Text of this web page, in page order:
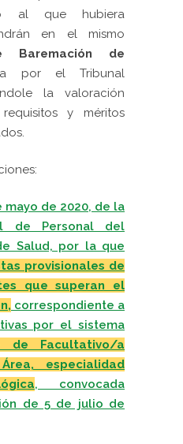
al que hubiera
en el mismo
de
por el Tribunal
la valoración
y méritos
mayo de 2020, de la
de Personal del
Salud, por la que
provisionales de
que superan el
correspondiente a
por el sistema
de Facultativo/a
especialidad
, convocada
de 5 de julio de